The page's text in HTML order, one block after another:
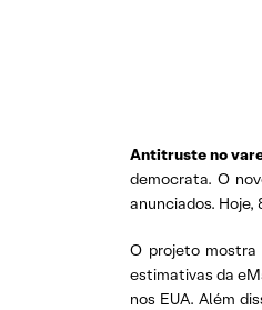
Antitruste no
democrata. O
anunciados. Hoje,
O projeto mostra
estimativas da
nos EUA. Além